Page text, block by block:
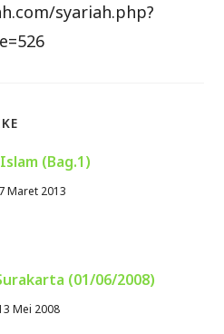
syariah.php?
(Bag.1)
Maret 2013
(01/06/2008)
Mei 2008